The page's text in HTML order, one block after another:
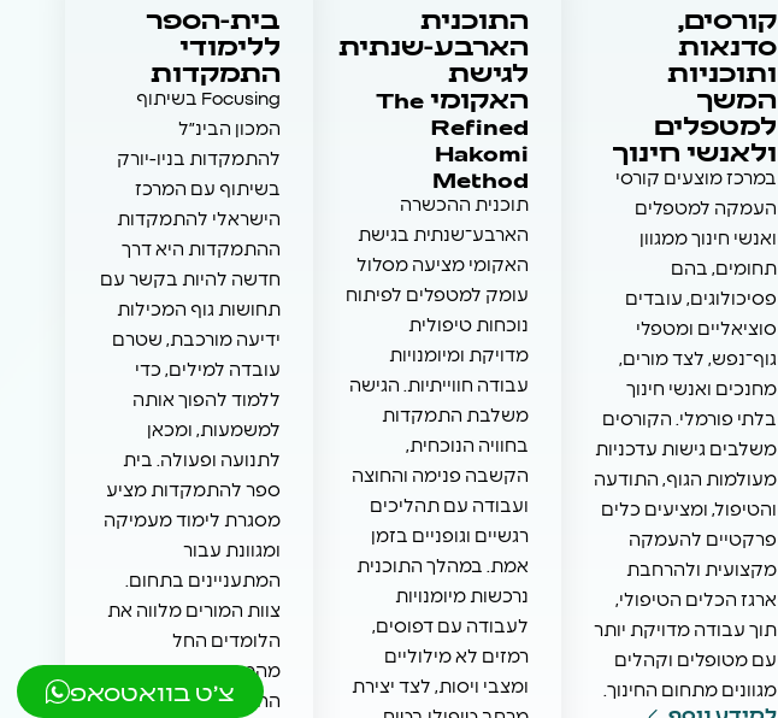
קורסים,
סדנאות
ותוכניות
המשך
למטפלים
ולאנשי חינוך
במרכז מוצעים קורסי
העמקה למטפלים
ואנשי חינוך ממגוון
תחומים, בהם
פסיכולוגים, עובדים
סוציאליים ומטפלי
גוף־נפש, לצד מורים,
מחנכים ואנשי חינוך
בלתי פורמלי. הקורסים
משלבים גישות עדכניות
מעולמות הגוף, התודעה
והטיפול, ומציעים כלים
פרקטיים להעמקה
מקצועית ולהרחבת
ארגז הכלים הטיפולי,
תוך עבודה מדויקת יותר
עם מטופלים וקהלים
מגוונים מתחום החינוך.
התוכנית
הארבע-שנתית
לגישת
האקומי The
Refined
Hakomi
Method
תוכנית ההכשרה
הארבע־שנתית בגישת
האקומי מציעה מסלול
עומק למטפלים לפיתוח
נוכחות טיפולית
מדויקת ומיומנויות
עבודה חווייתיות. הגישה
משלבת התמקדות
בחוויה הנוכחית,
הקשבה פנימה והחוצה
ועבודה עם תהליכים
רגשיים וגופניים בזמן
אמת. במהלך התוכנית
נרכשות מיומנויות
לעבודה עם דפוסים,
רמזים לא מילוליים
ומצבי ויסות, לצד יצירת
בית-הספר
ללימודי
התמקדות
Focusing בשיתוף
המכון הבינ”ל
להתמקדות בניו-יורק
בשיתוף עם המרכז
הישראלי להתמקדות
ההתמקדות היא דרך
חדשה להיות בקשר עם
תחושות גוף המכילות
ידיעה מורכבת, שטרם
עובדה למילים, כדי
ללמוד להפוך אותה
למשמעות, ומכאן
לתנועה ופעולה. בית
ספר להתמקדות מציע
מסגרת לימוד מעמיקה
ומגוונת עבור
המתעניינים בתחום.
צוות המורים מלווה את
הלומדים החל
מהמפגש הראשון עם
ההתמקדות ועד
צ'ט בוואטסאפ